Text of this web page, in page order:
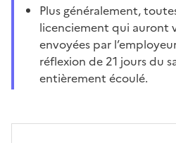
Plus généralement,
licenciement qui auront
envoyées par
réflexion de 21 jours du
entièrement écoulé.